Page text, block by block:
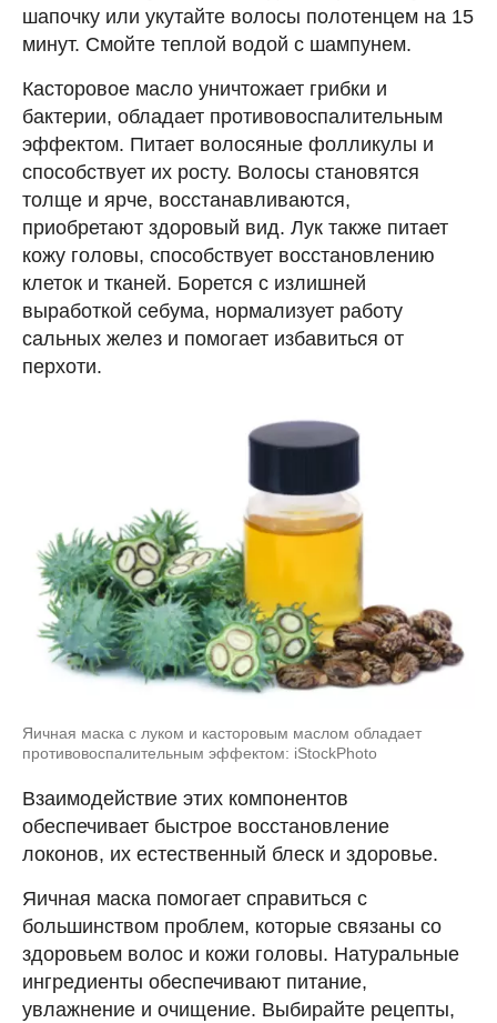
шапочку или укутайте волосы полотенцем на 15
минут. Смойте теплой водой с шампунем.
Касторовое масло уничтожает грибки и
бактерии, обладает противовоспалительным
эффектом. Питает волосяные фолликулы и
способствует их росту. Волосы становятся
толще и ярче, восстанавливаются,
приобретают здоровый вид. Лук также питает
кожу головы, способствует восстановлению
клеток и тканей. Борется с излишней
выработкой себума, нормализует работу
сальных желез и помогает избавиться от
перхоти.
Яичная маска с луком и касторовым маслом обладает
противовоспалительным эффектом: iStockPhoto
Взаимодействие этих компонентов
обеспечивает быстрое восстановление
локонов, их естественный блеск и здоровье.
Яичная маска помогает справиться с
большинством проблем, которые связаны со
здоровьем волос и кожи головы. Натуральные
ингредиенты обеспечивают питание,
увлажнение и очищение. Выбирайте рецепты,